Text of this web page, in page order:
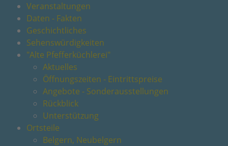
Veranstaltungen
Daten - Fakten
Geschichtliches
Sehenswürdigkeiten
"Alte Pfefferküchlerei"
Aktuelles
Öffnungszeiten - Eintrittspreise
Angebote - Sonderausstellungen
Rückblick
Unterstützung
Ortsteile
Belgern, Neubelgern